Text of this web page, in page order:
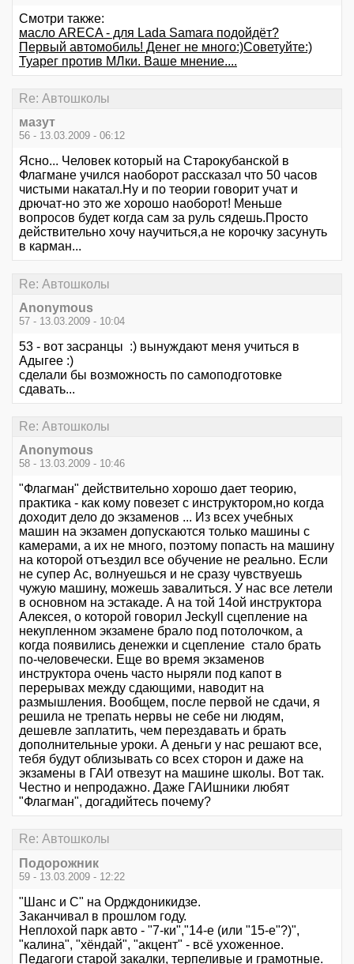
Смотри также:
масло ARECA - для Lada Samara подойдёт?
Первый автомобиль! Денег не много:)Советуйте:)
Туарег против МЛки. Ваше мнение....
Re: Автошколы
мазут
56 - 13.03.2009 - 06:12
Ясно... Человек который на Старокубанской в
Флагмане учился наоборот рассказал что 50 часов
чистыми накатал.Ну и по теории говорит учат и
дрючат-но это же хорошо наоборот! Меньше
вопросов будет когда сам за руль сядешь.Просто
действительно хочу научиться,а не корочку засунуть
в карман...
Re: Автошколы
Anonymous
57 - 13.03.2009 - 10:04
53 - вот засранцы :) вынуждают меня учиться в
Адыгее :)
сделали бы возможность по самоподготовке
сдавать...
Re: Автошколы
Anonymous
58 - 13.03.2009 - 10:46
"Флагман" действительно хорошо дает теорию,
практика - как кому повезет с инструктором,но когда
доходит дело до экзаменов ... Из всех учебных
машин на экзамен допускаются только машины с
камерами, а их не много, поэтому попасть на машину
на которой отъездил все обучение не реально. Если
не супер Ас, волнуешься и не сразу чувствуешь
чужую машину, можешь завалиться. У нас все летели
в основном на эстакаде. А на той 14ой инструктора
Алексея, о которой говорил Jeckyll сцепление на
некупленном экзамене брало под потолочком, а
когда появились денежки и сцепление стало брать
по-человечески. Еще во время экзаменов
инструктора очень часто ныряли под капот в
перерывах между сдающими, наводит на
размышления. Вообщем, после первой не сдачи, я
решила не трепать нервы не себе ни людям,
дешевле заплатить, чем перездавать и брать
дополнительные уроки. А деньги у нас решают все,
тебя будут облизывать со всех сторон и даже на
экзамены в ГАИ отвезут на машине школы. Вот так.
Честно и непродажно. Даже ГАИшники любят
"Флагман", догадийтесь почему?
Re: Автошколы
Подорожник
59 - 13.03.2009 - 12:22
"Шанс и С" на Ордждоникидзе.
Заканчивал в прошлом году.
Неплохой парк авто - "7-ки","14-е (или "15-е"?)",
"калина", "хёндай", "акцент" - всё ухоженное.
Педагоги старой закалки, терпеливые и грамотные.